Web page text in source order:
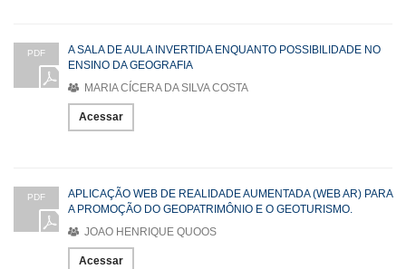
PDF
A SALA DE AULA INVERTIDA ENQUANTO POSSIBILIDADE NO
ENSINO DA GEOGRAFIA
MARIA CÍCERA DA SILVA COSTA
Acessar
PDF
APLICAÇÃO WEB DE REALIDADE AUMENTADA (WEB AR) PARA
A PROMOÇÃO DO GEOPATRIMÔNIO E O GEOTURISMO.
JOAO HENRIQUE QUOOS
Acessar